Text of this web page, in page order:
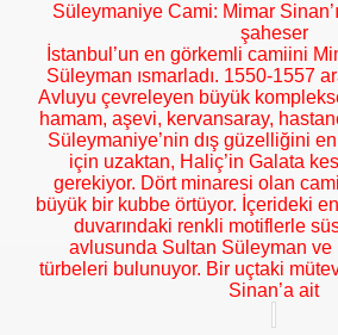
Süleymaniye Cami: Mimar
şaheser
İstanbul’un en görkemli camiini
Süleyman ısmarladı. 1550-1557
Avluyu çevreleyen büyük
hamam, aşevi, kervansaray,
Süleymaniye’nin dış güzelliğini
için uzaktan, Haliç’in Galata
gerekiyor. Dört minaresi olan
büyük bir kubbe örtüyor. İçerideki
duvarındaki renkli motiflerle
avlusunda Sultan Süleyman ve
türbeleri bulunuyor. Bir uçtaki
Sinan’a ait